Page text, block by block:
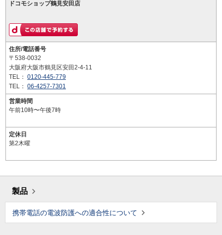
ドコモショップ鶴見安田店
住所/電話番号
〒538-0032
大阪府大阪市鶴見区安田2-4-11
TEL： 0120-445-779
TEL： 06-4257-7301
営業時間
午前10時〜午後7時
定休日
第2木曜
製品
携帯電話の電波防護への適合性について